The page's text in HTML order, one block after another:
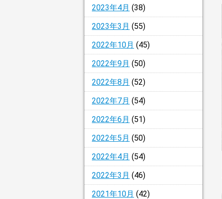
2023年4月 (38)
2023年3月 (55)
2022年10月 (45)
2022年9月 (50)
2022年8月 (52)
2022年7月 (54)
2022年6月 (51)
2022年5月 (50)
2022年4月 (54)
2022年3月 (46)
2021年10月 (42)